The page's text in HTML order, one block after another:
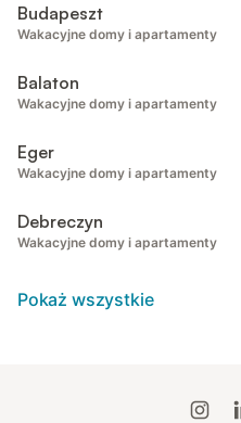
Budapeszt
Wakacyjne domy i apartamenty
Balaton
Wakacyjne domy i apartamenty
Eger
Wakacyjne domy i apartamenty
Debreczyn
Wakacyjne domy i apartamenty
Pokaż wszystkie